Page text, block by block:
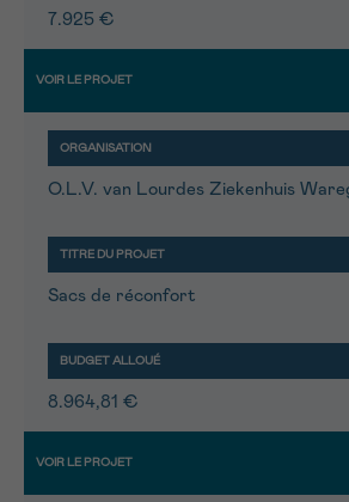
7.925 €
O.L.V. van Lourdes Ziekenhuis
Sacs de réconfort
8.964,81 €